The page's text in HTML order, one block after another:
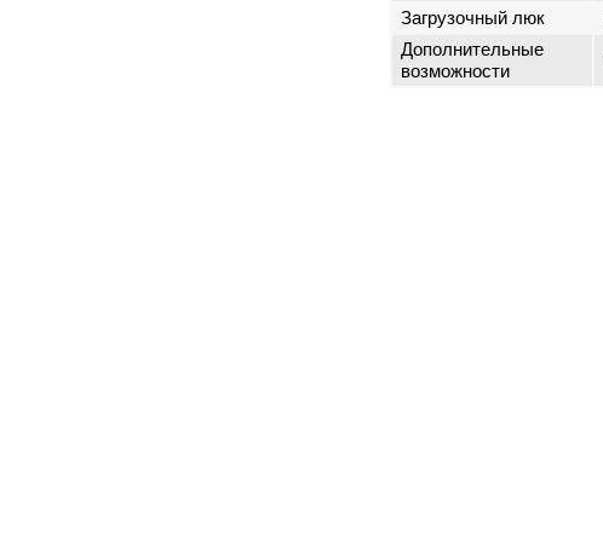
Загрузочный люк
Дополнительные
возможности